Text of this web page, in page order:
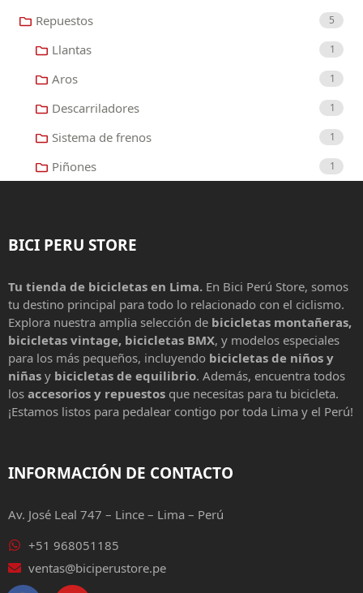
Repuestos 5
Llantas 1
Aros 1
Descarriladores 1
Sistema de frenos 1
Piñones 1
BICI PERU STORE
Tu tienda de bicicletas en Lima. En Bici Perú Store, somos
tu destino principal para todo lo relacionado con el ciclismo.
Explora nuestra amplia selección de bicicletas montañeras,
bicicletas vintage, bicicletas BMX, y modelos especiales
para los más pequeños, incluyendo bicicletas de niños y
niñas y bicicletas de equilibrio. Además, encuentra todos
los accesorios y repuestos que necesitas para tu bicicleta.
¡Estamos listos para pedalear contigo por toda Lima y el Perú!
INFORMACIÓN DE CONTACTO
Av. José Leal 747 – Lince – Lima – Perú
+51 968051185
ventas@biciperustore.pe